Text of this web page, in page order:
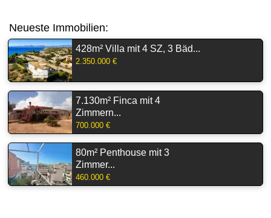
Neueste Immobilien:
428m² Villa mit 4 SZ, 3 Bäd...
2.350.000 €
7.130m² Finca mit 4
Zimmern...
700.000 €
80m² Penthouse mit 3
Zimmer...
460.000 €